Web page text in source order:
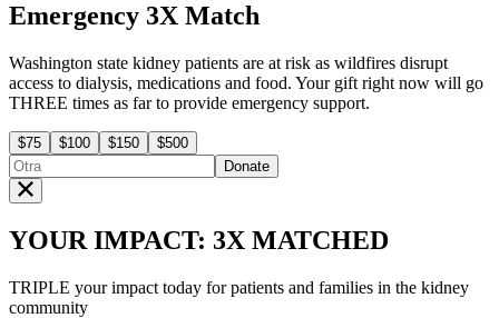
Emergency 3X Match
Washington state kidney patients are at risk as wildfires disrupt
access to dialysis, medications and food. Your gift right now will go
THREE times as far to provide emergency support.
$75 $100 $150
$500
Donate
YOUR IMPACT: 3X MATCHED
TRIPLE your impact today for patients and families in the kidney
community